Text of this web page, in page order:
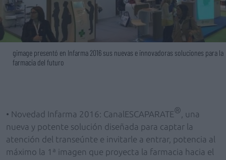
gimage presentó en Infarma 2016 sus nuevas e innovadoras soluciones para la
farmacia del futuro
• Novedad Infarma 2016: CanalESCAPARATE® , una
nueva y potente solución diseñada para captar la
atención del transeúnte e invitarle a entrar, potencia al
máximo la 1ª imagen que proyecta la farmacia hacia el